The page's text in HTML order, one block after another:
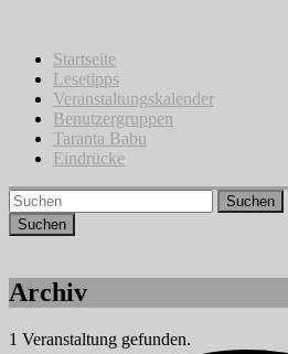
springenStartseite
Lesetipps
Veranstaltungskalender
Benutzergruppen
Taranta Babu
Eindrücke
Suchen
Archiv
1 Veranstaltung gefunden.